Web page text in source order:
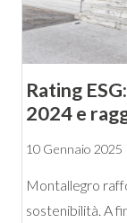
Rating
2024 e
10 Gennaio 2025
Montallegro
sostenibilità. A